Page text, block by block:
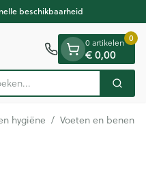
beschikbaarheid
Zoek
0 artikelen
€ 0,00
0
hygiëne / Voeten en benen